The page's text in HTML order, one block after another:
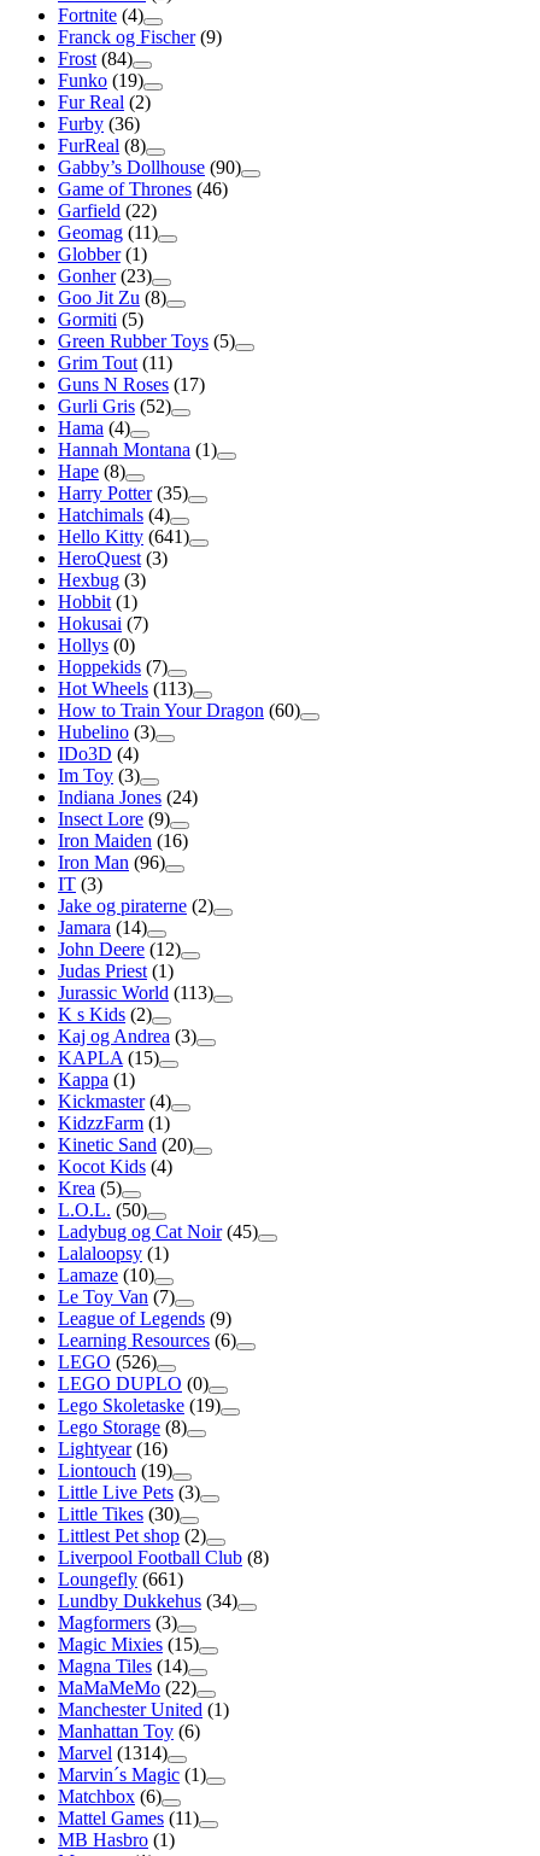
Fortnite (4)
Franck og Fischer (9)
Frost (84)
Funko (19)
Fur Real (2)
Furby (36)
FurReal (8)
Gabby’s Dollhouse (90)
Game of Thrones (46)
Garfield (22)
Geomag (11)
Globber (1)
Gonher (23)
Goo Jit Zu (8)
Gormiti (5)
Green Rubber Toys (5)
Grim Tout (11)
Guns N Roses (17)
Gurli Gris (52)
Hama (4)
Hannah Montana (1)
Hape (8)
Harry Potter (35)
Hatchimals (4)
Hello Kitty (641)
HeroQuest (3)
Hexbug (3)
Hobbit (1)
Hokusai (7)
Hollys (0)
Hoppekids (7)
Hot Wheels (113)
How to Train Your Dragon (60)
Hubelino (3)
IDo3D (4)
Im Toy (3)
Indiana Jones (24)
Insect Lore (9)
Iron Maiden (16)
Iron Man (96)
IT (3)
Jake og piraterne (2)
Jamara (14)
John Deere (12)
Judas Priest (1)
Jurassic World (113)
K s Kids (2)
Kaj og Andrea (3)
KAPLA (15)
Kappa (1)
Kickmaster (4)
KidzzFarm (1)
Kinetic Sand (20)
Kocot Kids (4)
Krea (5)
L.O.L. (50)
Ladybug og Cat Noir (45)
Lalaloopsy (1)
Lamaze (10)
Le Toy Van (7)
League of Legends (9)
Learning Resources (6)
LEGO (526)
LEGO DUPLO (0)
Lego Skoletaske (19)
Lego Storage (8)
Lightyear (16)
Liontouch (19)
Little Live Pets (3)
Little Tikes (30)
Littlest Pet shop (2)
Liverpool Football Club (8)
Loungefly (661)
Lundby Dukkehus (34)
Magformers (3)
Magic Mixies (15)
Magna Tiles (14)
MaMaMeMo (22)
Manchester United (1)
Manhattan Toy (6)
Marvel (1314)
Marvin´s Magic (1)
Matchbox (6)
Mattel Games (11)
MB Hasbro (1)